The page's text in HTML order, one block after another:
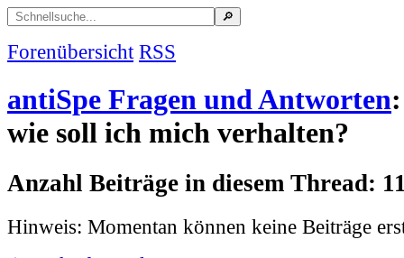
Forenübersicht RSS
antiSpe Fragen und Antworten:
wie soll ich mich verhalten?
Anzahl Beiträge in diesem Thread:
Hinweis: Momentan können keine Beiträge